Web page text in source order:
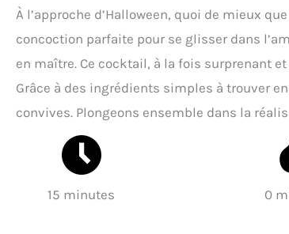
À l’approche d’Halloween, quoi de mieux
concoction parfaite pour se glisser dans
en maître. Ce cocktail, à la fois surprenant
Grâce à des ingrédients simples à trouver
convives. Plongeons ensemble dans la
15 minutes 0